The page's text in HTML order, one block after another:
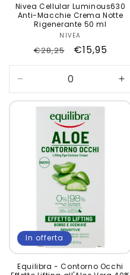
Nivea Cellular Luminous630
Anti-Macchie Crema Notte
Rigenerante 50 ml
Produttore:
NIVEA
Prezzo
di
€28,25
Prezzo
scontato
€15,95
quantità
Default
In offerta
Equilibra - Contorno Occhi